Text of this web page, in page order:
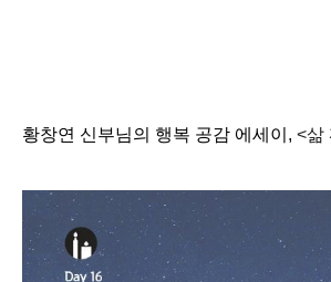
황창연 신부님의 행복 공감 에세이, <삶